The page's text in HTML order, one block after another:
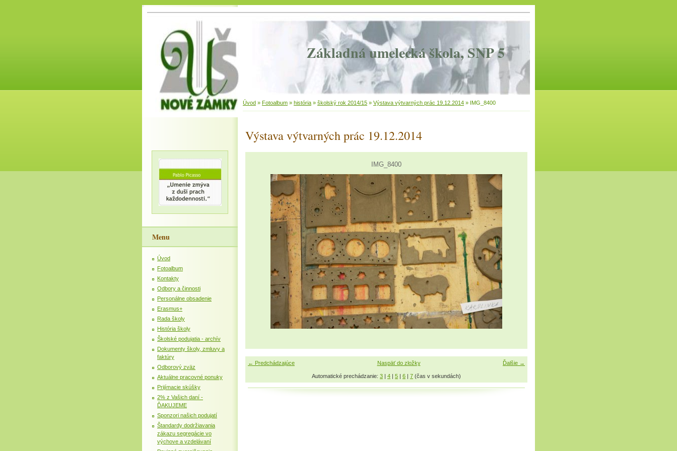
Základná umelecká škola, SNP 5
Úvod » Fotoalbum » história » školský rok 2014/15 » Výstava výtvarných prác 19.12.2014 » IMG_8400
Výstava výtvarných prác 19.12.2014
IMG_8400
← Predchádzajúce Ďalšie →
Naspäť do zložky
Automatické prechádzanie: 3 | 4 | 5 | 6 | 7 (čas v sekundách)
Menu
Úvod
Fotoalbum
Kontakty
Odbory a činnosti
Personálne obsadenie
Erasmus+
Rada školy
História školy
Školské podujatia - archív
Dokumenty školy, zmluvy a
faktúry
Odborový zväz
Aktuálne pracovné ponuky
Prijímacie skúšky
2% z Vašich daní -
ĎAKUJEME
Sponzori našich podujatí
Štandardy dodržiavania
zákazu segregácie vo
výchove a vzdelávaní